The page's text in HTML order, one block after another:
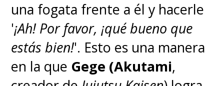
una fogata frente a él y hacerle
'¡Ah! Por favor, ¡qué bueno que
estás bien!'. Esto es una manera
en la que Gege (Akutami,